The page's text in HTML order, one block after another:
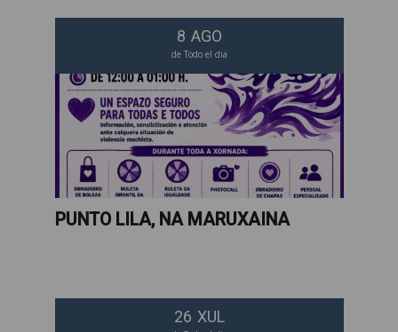
8 AGO
de Todo el dia
PUNTO LILA, NA MARUXAINA
26 XUL